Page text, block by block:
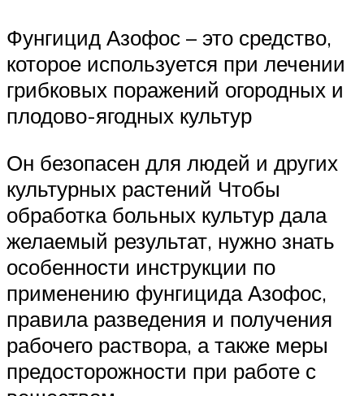
Фунгицид Азофос – это средство,
которое используется при лечении
грибковых поражений огородных и
плодово-ягодных культур
Он безопасен для людей и других
культурных растений Чтобы
обработка больных культур дала
желаемый результат, нужно знать
особенности инструкции по
применению фунгицида Азофос,
правила разведения и получения
рабочего раствора, а также меры
предосторожности при работе с